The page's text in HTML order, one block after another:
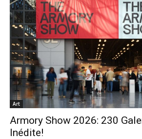
Art
Armory Show 2026: 230
Inédite!